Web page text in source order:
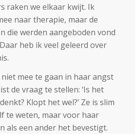
raken we elkaar kwijt. Ik
naar therapie, maar de
die werden aangeboden vond
heb ik veel geleerd over
mee te gaan in haar angst
de vraag te stellen: ‘Is het
Klopt het wel?’Ze is slim
te weten, maar voor haar
als een ander het bevestigt.